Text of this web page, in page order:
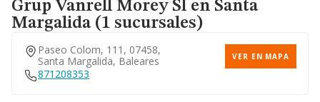
Grup Vanrell Morey Sl en Santa
Margalida (1 sucursales)
Paseo Colom, 111, 07458,
Santa Margalida, Baleares
VER EN MAPA
871208353